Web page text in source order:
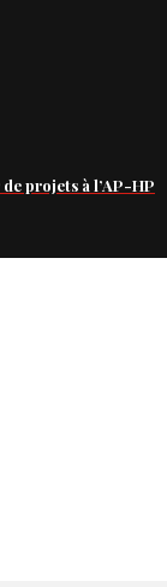
projets à l’AP-HP